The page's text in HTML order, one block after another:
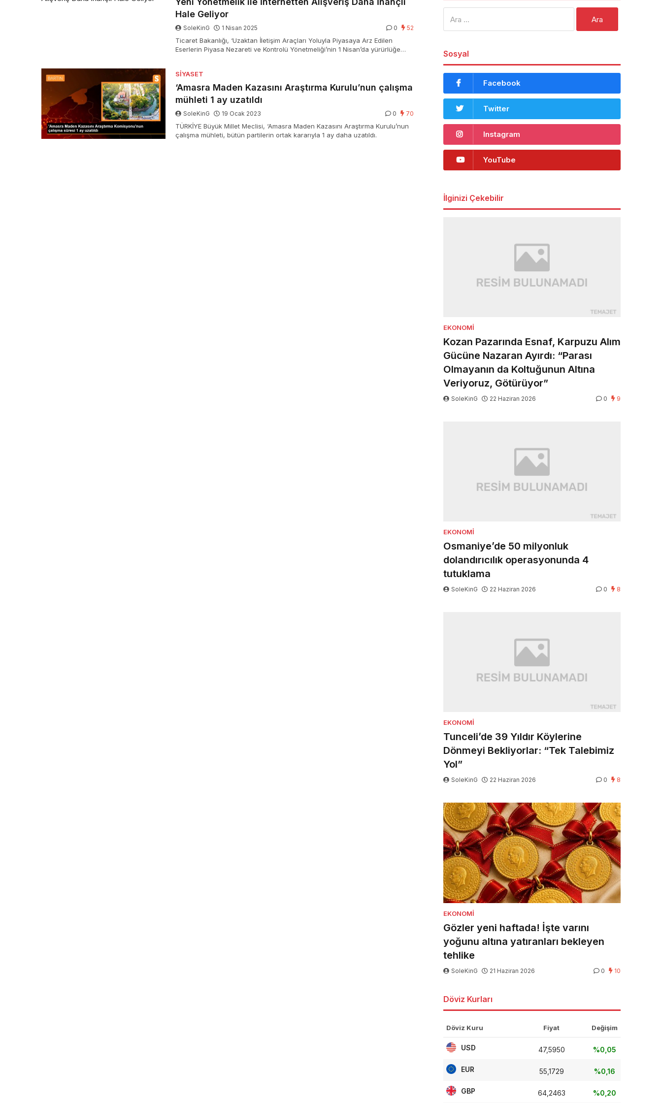
Hale Geliyor
SoleKinG 1 Nisan 2025 0 52
Ticaret Bakanlığı, ‘Uzaktan İletişim Araçları Yoluyla Piyasaya Arz Edilen
Eserlerin Piyasa Nezareti ve Kontrolü Yönetmeliği’nin 1 Nisan’da yürürlüğe
SIYASET
‘Amasra Maden Kazasını Araştırma Kurulu’nun çalışma
mühleti 1 ay uzatıldı
SoleKinG 19 Ocak 2023 0 70
TÜRKİYE Büyük Millet Meclisi, ‘Amasra Maden Kazasını Araştırma Kurulu’nun
çalışma mühleti, bütün partilerin ortak kararıyla 1 ay daha uzatıldı.
Sosyal
Facebook
Twitter
Instagram
YouTube
İlginizi Çekebilir
EKONOMI
Kozan Pazarında Esnaf, Karpuzu Alım
Gücüne Nazaran Ayırdı: “Parası
Olmayanın da Koltuğunun Altına
Veriyoruz, Götürüyor”
SoleKinG 22 Haziran 2026 0 9
EKONOMI
Osmaniye’de 50 milyonluk
dolandırıcılık operasyonunda 4
tutuklama
SoleKinG 22 Haziran 2026 0 8
EKONOMI
Tunceli’de 39 Yıldır Köylerine
Dönmeyi Bekliyorlar: “Tek Talebimiz
Yol”
SoleKinG 22 Haziran 2026 0 8
EKONOMI
Gözler yeni haftada! İşte varını
yoğunu altına yatıranları bekleyen
tehlike
SoleKinG 21 Haziran 2026 0 10
Döviz Kurları
Döviz Kuru Fiyat Değişim
USD 47,5950 %0,05
EUR 55,1729 %0,16
GBP 64,2463 %0,20